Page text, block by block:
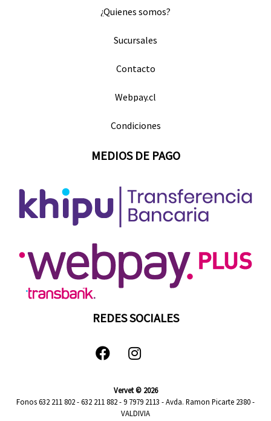
¿Quienes somos?
Sucursales
Contacto
Webpay.cl
Condiciones
MEDIOS DE PAGO
REDES SOCIALES
Vervet © 2026
Fonos 632 211 802 - 632 211 882 - 9 7979 2113 - Avda. Ramon Picarte 2380 -
VALDIVIA